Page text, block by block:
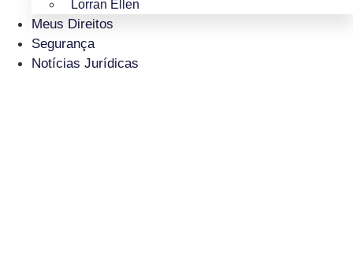
Lorran Ellen
Meus Direitos
Segurança
Notícias Jurídicas